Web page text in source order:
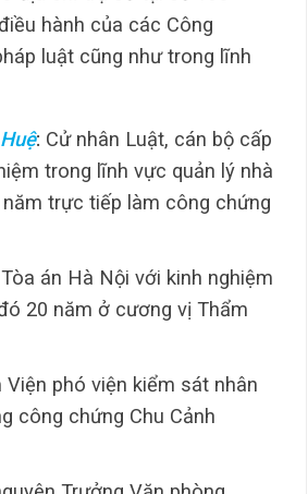
hành của các Công
luật cũng như trong lĩnh
: Cử nhân Luật, cán bộ cấp
trong lĩnh vực quản lý nhà
trực tiếp làm công chứng
án Hà Nội với kinh nghiệm
20 năm ở cương vị Thẩm
phó viện kiểm sát nhân
công chứng Chu Cảnh